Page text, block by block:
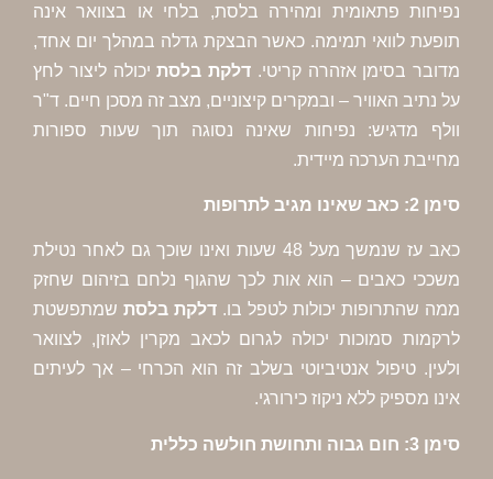
ומהירה בלסת, בלחי או בצוואר אינה
תמימה. כאשר הבצקת גדלה במהלך יום אחד,
אזהרה קריטי.דלקת בלסת יכולה ליצור לחץ
– ובמקרים קיצוניים, מצב זה מסכן חיים. ד"ר
נפיחות שאינה נסוגה תוך שעות ספורות
מיידית.
כאב עז שנמשך מעל 48 שעות ואינו שוכך גם לאחר נטילת
– הוא אות לכך שהגוף נלחם בזיהום שחזק
יכולות לטפל בו.דלקת בלסת שמתפשטת
יכולה לגרום לכאב מקרין לאוזן, לצוואר
אנטיביוטי בשלב זה הוא הכרחי – אך לעיתים
ללא ניקוז כירורגי.